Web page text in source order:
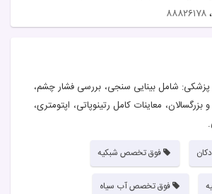
،۸۸۸۲۶۱۷۸
شامل بینایی سنجی، بررسی فشار چشم،
معاینات کامل رتینوپاتی، اپتومتری،
فوق تخصص شبکیه
فوق تخصص آب سیاه